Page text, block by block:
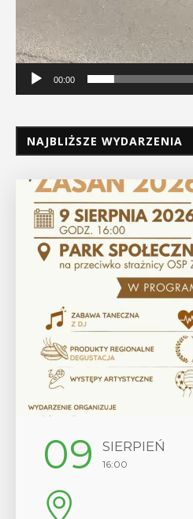
00:00
NAJBLIŻSZE WYDARZENIA
12 SIERPIEŃ
17:00